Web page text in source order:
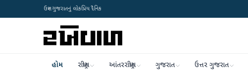
ઉત્તર ગુજરાતનું લોકપ્રિય દૈનિક
હોમ રાષ્ટ્રીય આંતરરાષ્ટ્રીય ગુજરાત ઉત્તર ગુજરાત